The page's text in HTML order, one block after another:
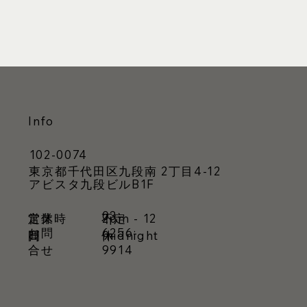
Info
102-0074
東京都千代田区九段南 2丁目4-12
アビスタ九段ビルB1F
営業時
間
定休
日
お問
合せ
2pm - 12
midnight
不定
休
03-
6256-
9914